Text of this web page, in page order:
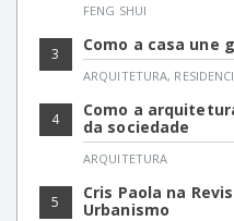
FENG SHUI
3 Como a casa une
ARQUITETURA,
4
Como a
da sociedade
ARQUITETURA
5
Cris Paola na
Urbanismo